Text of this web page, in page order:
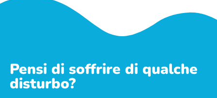
Pensi di soffrire di qualche
disturbo?